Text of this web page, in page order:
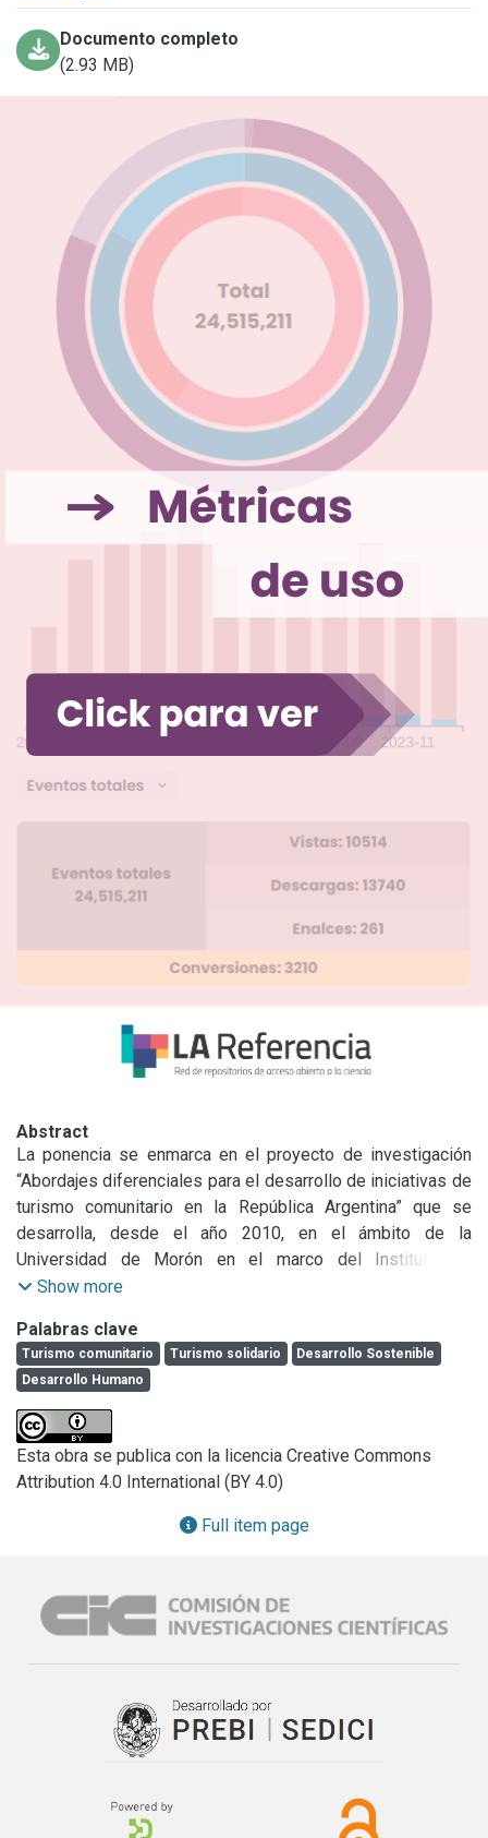
Documento completo
(2.93 MB)
Abstract
La ponencia se enmarca en el proyecto de investigación
“Abordajes diferenciales para el desarrollo de iniciativas de
turismo comunitario en la República Argentina” que se
desarrolla, desde el año 2010, en el ámbito de la
Universidad de Morón en el marco del Instituto de
Investigaciones Científicas Aplicadas al Turismo - INDICAT.
análisis de una propuesta de turismo comunitario
promovido por organizaciones no gubernamentales
vinculadas a la Iglesia Católica que trabajan con población
en situación de vulnerabilidad. En este estudio se trabajará
sobre la base del marco teórico de Mitchell y Muckosy
(MITCHELL; MUCKOSY, 2008) y se aplicará la metodología
desarrollada por Goldwin y Santilli (GOLDWIN; SANTILLI
2009) en la cual se determinan las dimensiones de análisis
indagarán cuales son los valores predominantes en la
implementación de las propuestas de Turismo si estos
general; si en su desarrollo se sostienen criterios de
sustentabilidad desde la perspectiva económica, social,
ambiental; si el vínculo con organizaciones religiosas
comunidad son los protagonistas de la propuesta de
Show more
Palabras clave
Turismo comunitario Turismo solidario
Desarrollo Sostenible
Desarrollo Humano
Esta obra se publica con la licencia Creative Commons
Attribution 4.0 International (BY 4.0)
Full item page